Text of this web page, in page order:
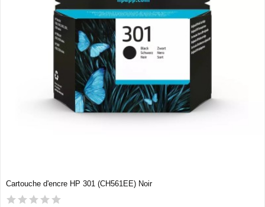
Cartouche d'encre HP 301 (CH561EE) Noir